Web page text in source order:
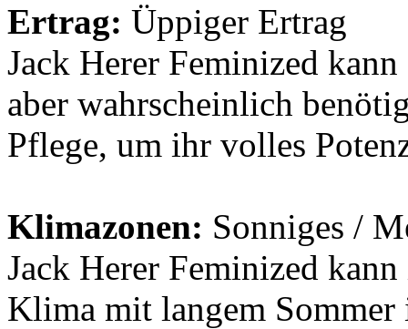
Ertrag: Üppiger Ertrag
Jack Herer Feminized
aber wahrscheinlich
Pflege, um ihr volles
Klimazonen: Sonniges /
Jack Herer Feminized
Klima mit langem Sommer